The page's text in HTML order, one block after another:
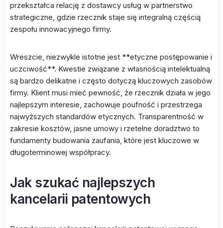
przekształca relację z dostawcy usług w partnerstwo
strategiczne, gdzie rzecznik staje się integralną częścią
zespołu innowacyjnego firmy.
Wreszcie, niezwykle istotne jest **etyczne postępowanie i
uczciwość**. Kwestie związane z własnością intelektualną
są bardzo delikatne i często dotyczą kluczowych zasobów
firmy. Klient musi mieć pewność, że rzecznik działa w jego
najlepszym interesie, zachowuje poufność i przestrzega
najwyższych standardów etycznych. Transparentność w
zakresie kosztów, jasne umowy i rzetelne doradztwo to
fundamenty budowania zaufania, które jest kluczowe w
długoterminowej współpracy.
Jak szukać najlepszych
kancelarii patentowych